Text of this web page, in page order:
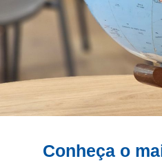
Conheça o